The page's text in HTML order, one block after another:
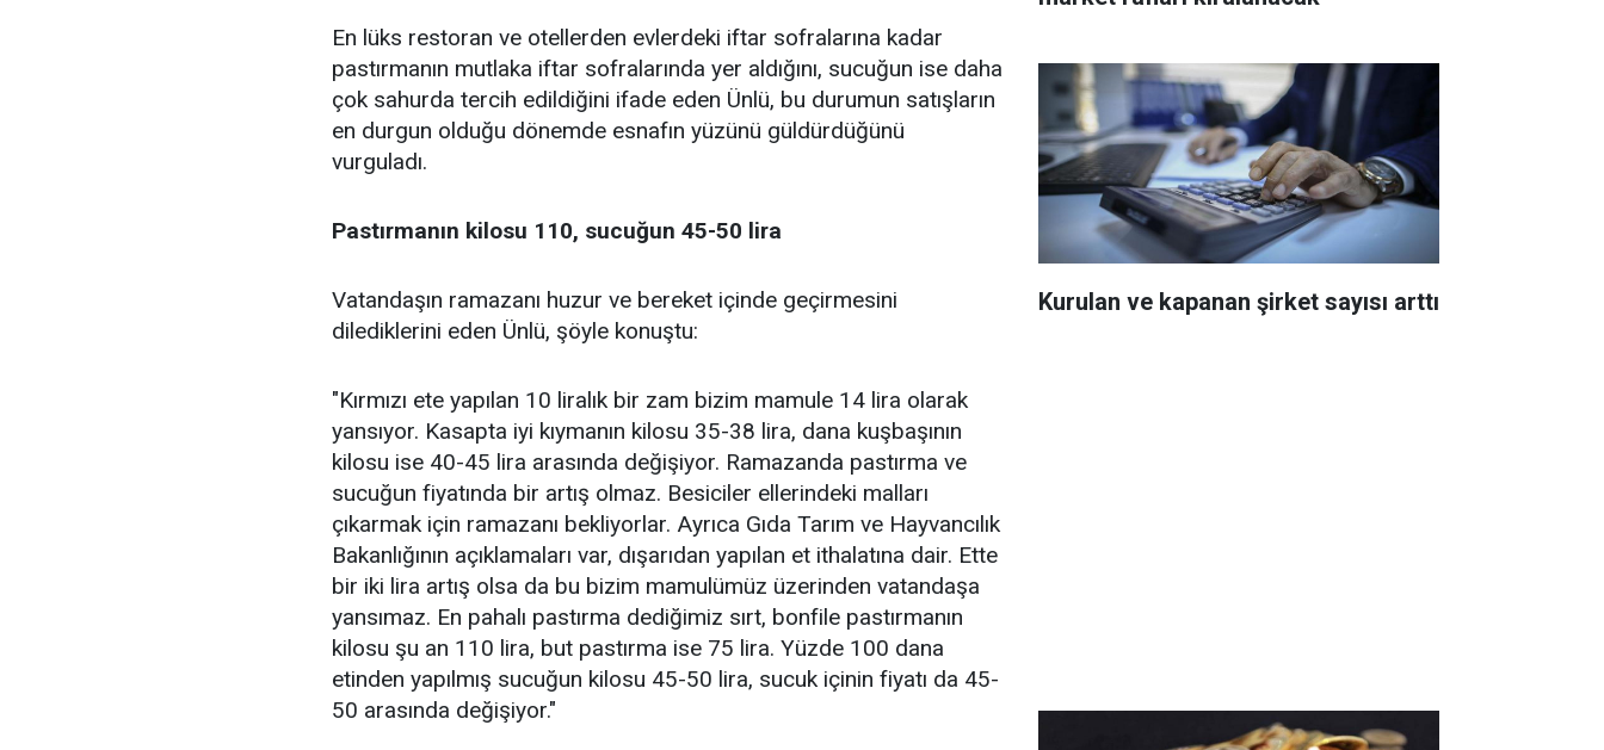
En lüks restoran ve otellerden evlerdeki iftar sofralarına kadar
pastırmanın mutlaka iftar sofralarında yer aldığını, sucuğun ise daha
çok sahurda tercih edildiğini ifade eden Ünlü, bu durumun satışların
en durgun olduğu dönemde esnafın yüzünü güldürdüğünü
vurguladı.
Pastırmanın kilosu 110, sucuğun 45-50 lira
Vatandaşın ramazanı huzur ve bereket içinde geçirmesini
dilediklerini eden Ünlü, şöyle konuştu:
"Kırmızı ete yapılan 10 liralık bir zam bizim mamule 14 lira olarak
yansıyor. Kasapta iyi kıymanın kilosu 35-38 lira, dana kuşbaşının
kilosu ise 40-45 lira arasında değişiyor. Ramazanda pastırma ve
sucuğun fiyatında bir artış olmaz. Besiciler ellerindeki malları
çıkarmak için ramazanı bekliyorlar. Ayrıca Gıda Tarım ve Hayvancılık
Bakanlığının açıklamaları var, dışarıdan yapılan et ithalatına dair. Ette
bir iki lira artış olsa da bu bizim mamulümüz üzerinden vatandaşa
yansımaz. En pahalı pastırma dediğimiz sırt, bonfile pastırmanın
kilosu şu an 110 lira, but pastırma ise 75 lira. Yüzde 100 dana
etinden yapılmış sucuğun kilosu 45-50 lira, sucuk içinin fiyatı da 45-
50 arasında değişiyor."
Kurulan ve kapanan şirket sayısı arttı